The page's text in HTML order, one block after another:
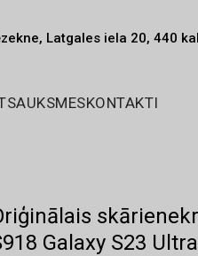
Latgales iela 20, 440
KONTAKTI
Galaxy S23